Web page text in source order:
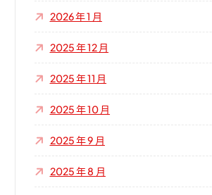
2026 年 1 月
2025 年 12 月
2025 年 11 月
2025 年 10 月
2025 年 9 月
2025 年 8 月